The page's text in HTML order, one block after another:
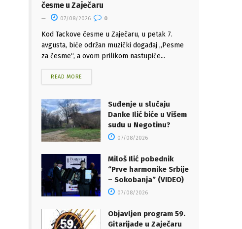
česme u Zaječaru
07/08/2026 0
Kod Tackove česme u Zaječaru, u petak 7.
avgusta, biće održan muzički događaj „Pesme
za česme“, a ovom prilikom nastupiće...
READ MORE
Suđenje u slučaju
Danke Ilić biće u Višem
sudu u Negotinu?
07/08/2026
Miloš Ilić pobednik
“Prve harmonike Srbije
– Sokobanja” (VIDEO)
07/08/2026
Objavljen program 59.
Gitarijade u Zaječaru